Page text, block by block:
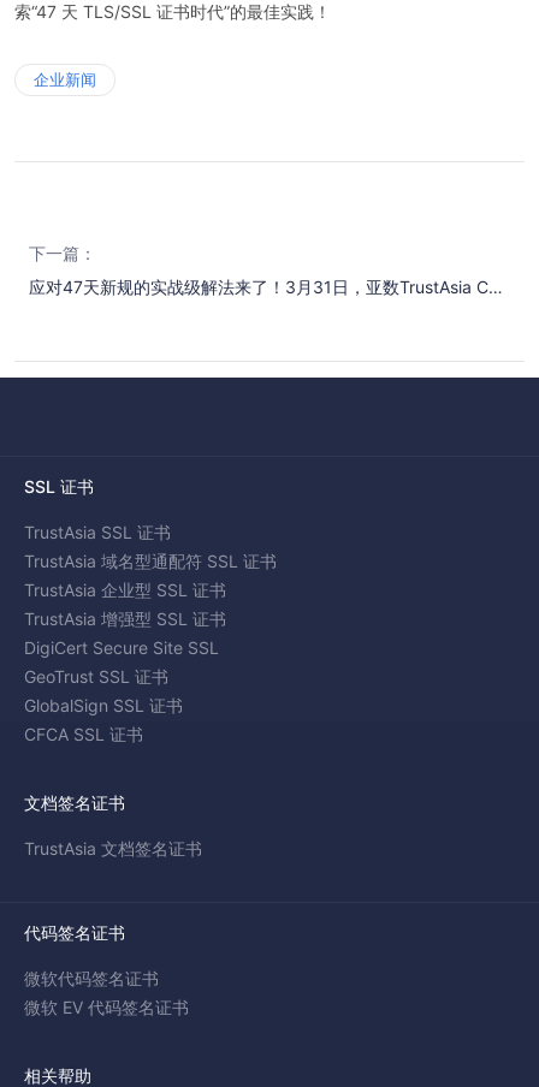
索“47 天 TLS/SSL 证书时代”的最佳实践！
企业新闻
下一篇：
应对47天新规的实战级解法来了！3月31日，亚数TrustAsia CaaS 2.0发布会见！
SSL 证书
TrustAsia SSL 证书
TrustAsia 域名型通配符 SSL 证书
TrustAsia 企业型 SSL 证书
TrustAsia 增强型 SSL 证书
DigiCert Secure Site SSL
GeoTrust SSL 证书
GlobalSign SSL 证书
CFCA SSL 证书
文档签名证书
TrustAsia 文档签名证书
代码签名证书
微软代码签名证书
微软 EV 代码签名证书
相关帮助